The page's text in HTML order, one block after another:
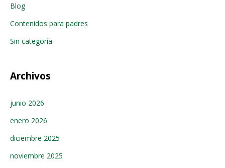
Blog
Contenidos para padres
Sin categoría
Archivos
junio 2026
enero 2026
diciembre 2025
noviembre 2025